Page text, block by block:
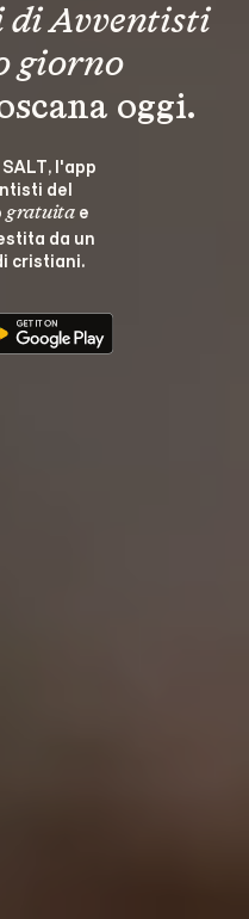
di Avventisti
giorno
oggi.
l'app
del
gratuita e
da un
cristiani.